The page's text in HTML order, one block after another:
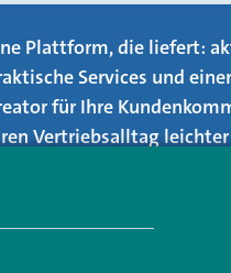
Plattform, die liefert:
Services und
für Ihre
Vertriebsalltag